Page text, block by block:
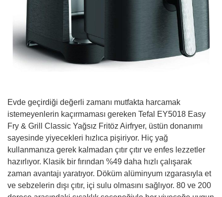
Evde geçirdiği değerli zamanı mutfakta harcamak
istemeyenlerin kaçırmaması gereken Tefal EY5018 Easy
Fry & Grill Classic Yağsız Fritöz Airfryer, üstün donanımı
sayesinde yiyecekleri hızlıca pişiriyor. Hiç yağ
kullanmanıza gerek kalmadan çıtır çıtır ve enfes lezzetler
hazırlıyor. Klasik bir fırından %49 daha hızlı çalışarak
zaman avantajı yaratıyor. Döküm alüminyum ızgarasıyla et
ve sebzelerin dışı çıtır, içi sulu olmasını sağlıyor. 80 ve 200